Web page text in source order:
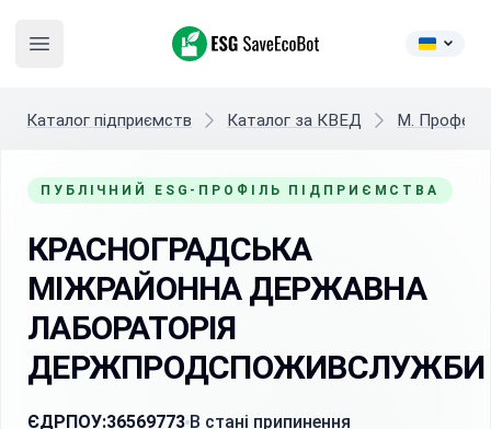
Open main menu
ESG SaveEcoBot
Каталог підприємств Каталог за КВЕД M.
ПУБЛІЧНИЙ ESG-ПРОФІЛЬ ПІДПРИЄМСТВА
КРАСНОГРАДСЬКА
МІЖРАЙОННА ДЕРЖАВНА
ЛАБОРАТОРІЯ
ДЕРЖПРОДСПОЖИВСЛУЖБИ
ЄДРПОУ:36569773 В стані припинення